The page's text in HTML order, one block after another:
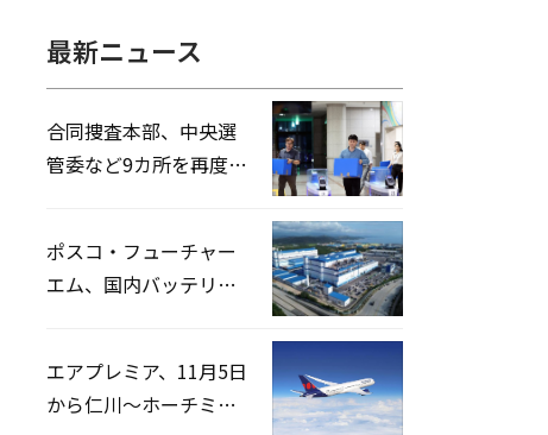
最新ニュース
合同捜査本部、中央選
管委など9カ所を再度家
ポスコ・フューチャー
エム、国内バッテリー
エアプレミア、11月5日
から仁川〜ホーチミン